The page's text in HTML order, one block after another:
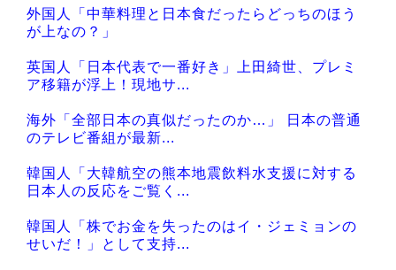
外国人「中華料理と日本食だったらどっちのほう
が上なの？」
英国人「日本代表で一番好き」上田綺世、プレミ
ア移籍が浮上！現地サ...
海外「全部日本の真似だったのか…」 日本の普通
のテレビ番組が最新...
韓国人「大韓航空の熊本地震飲料水支援に対する
日本人の反応をご覧く...
韓国人「株でお金を失ったのはイ・ジェミョンの
せいだ！」として支持...